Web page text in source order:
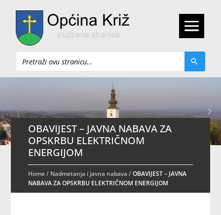
Pretraži
OBAVIJEST – JAVNA NABAVA ZA
OPSKRBU ELEKTRIČNOM
ENERGIJOM
Home/ Nadmetanja i javna nabava /OBAVIJEST – JAVNA
NABAVA ZA OPSKRBU ELEKTRIČNOM ENERGIJOM